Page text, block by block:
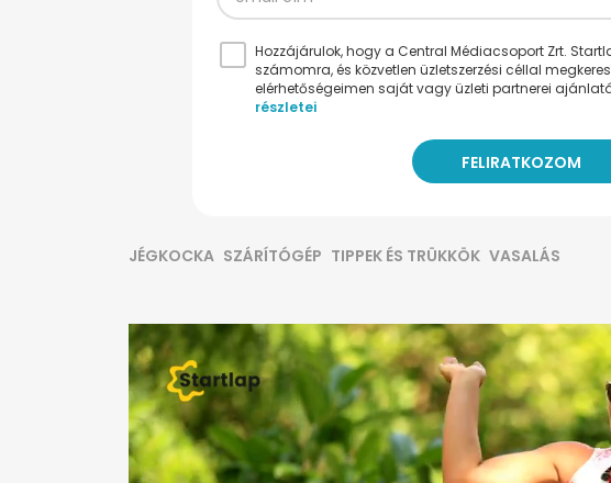
Hozzájárulok, hogy a Central Médiacsoport Zrt.
számomra, és közvetlen üzletszerzési céllal
elérhetőségeimen saját vagy üzleti partnerei
részletei
JÉGKOCKA SZÁRÍTÓGÉP TIPPEK ÉS TRÜKKÖK VASALÁS